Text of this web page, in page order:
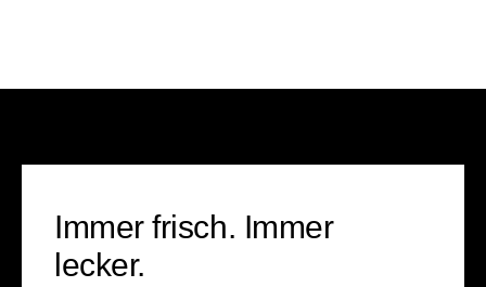
Immer frisch. Immer
lecker.